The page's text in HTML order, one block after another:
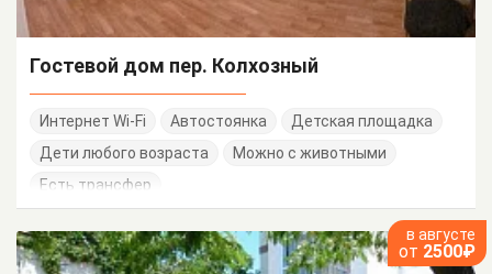
Гостевой дом пер. Колхозный
Интернет Wi-Fi Автостоянка
Детская площадка
Дети любого возраста
Можно с животными
Есть трансфер
в августе
от 2500₽